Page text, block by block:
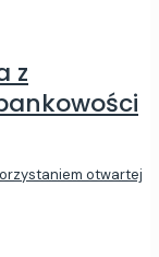
z
otwartej